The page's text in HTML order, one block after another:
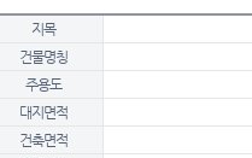
지목
건물명칭
주용도
대지면적
건축면적